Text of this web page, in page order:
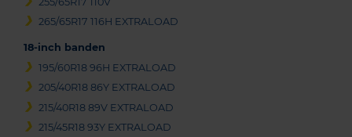
265/65R17 116H EXTRALOAD
18-inch banden
195/60R18 96H EXTRALOAD
205/40R18 86Y EXTRALOAD
215/40R18 89V EXTRALOAD
215/45R18 93Y EXTRALOAD